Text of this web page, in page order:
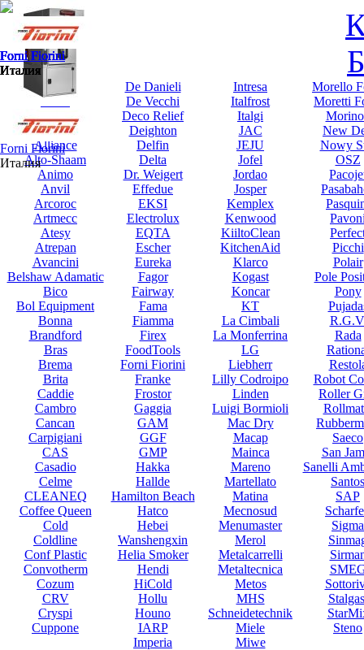
Abat
Abert
Acopa
Alcalain
Alliance
Alto-Shaam
Animo
Anvil
Arcoroc
Artmecc
Atesy
Atrepan
Avancini
Belshaw Adamatic
Bico
Bol Equipment
Bonna
Brandford
Bras
Brema
Brita
Caddie
Cambro
Cancan
Carpigiani
CAS
Casadio
Celme
CLEANEQ
Coffee Queen
Cold
Coldline
Conf Plastic
Convotherm
Cozum
CRV
Cryspi
Cuppone
De Danieli
De Vecchi
Deco Relief
Deighton
Delfin
Delta
Dr. Weigert
Effedue
EKSI
Electrolux
EQTA
Escher
Eureka
Fagor
Fairway
Fama
Fiamma
Firex
FoodTools
Forni Fiorini
Franke
Frostor
Gaggia
GAM
GGF
GMP
Hakka
Hallde
Hamilton Beach
Hatco
Hebei
Wanshengxin
Helia Smoker
Hendi
HiCold
Hollu
Houno
IARP
Imperia
Intresa
Italfrost
Italgi
JAC
JEJU
Jofel
Jordao
Josper
Kemplex
Kenwood
KiiltoClean
KitchenAid
Klarco
Kogast
Koncar
KT
La Cimbali
La Monferrina
LG
Liebherr
Lilly Codroipo
Linden
Luigi Bormioli
Mac Dry
Macap
Mainca
Mareno
Martellato
Matina
Mecnosud
Menumaster
Merol
Metalcarrelli
Metaltecnica
Metos
MHS
Schneidetechnik
Miele
Miwe
Morello
Moretti
New
Nowy
OSZ
Picchi
Polair
Pole
Pony
Rada
Robot
Roller
Saeco
San
Sanelli
Santos
SAP
Sigma
Steno
Forni Fiorini
Италия
Forni Fiorini
Италия
Forni Fiorini
Италия
Forni Fiorini
Италия
Forni Fiorini
Италия
Forni Fiorini
Италия
Forni Fiorini
Италия
Forni Fiorini
Италия